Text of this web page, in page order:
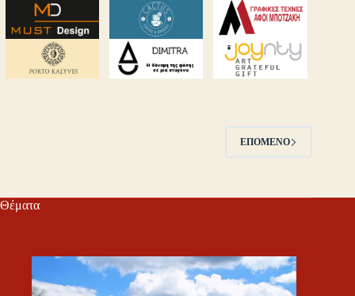
ΕΠΌΜΕΝΟ
Θέματα